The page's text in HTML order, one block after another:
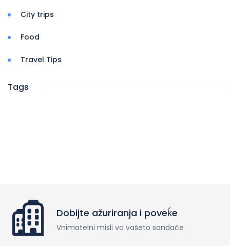
City trips
Food
Travel Tips
Tags
Dobijte ažuriranja i poveḱe
Vnimatelni misli vo vašeto sandače